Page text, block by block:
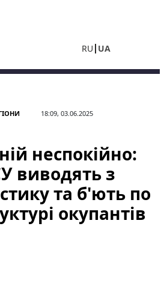
RU UA
18:09, 03.06.2025
неспокійно:
виводять з
та б'ють по
окупантів